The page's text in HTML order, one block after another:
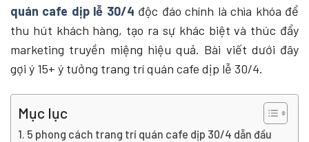
quán cafe dịp lễ 30/4 độc đáo chính là chìa khóa để
thu hút khách hàng, tạo ra sự khác biệt và thúc đẩy
marketing truyền miệng hiệu quả. Bài viết dưới đây
gợi ý 15+ ý tưởng trang trí quán cafe dịp lễ 30/4.
Mục lục
5 phong cách trang trí quán cafe dịp 30/4 dẫn đầu